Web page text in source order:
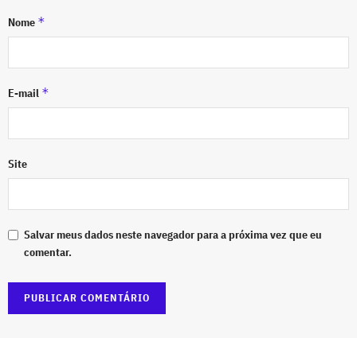
Nome *
E-mail *
Site
Salvar meus dados neste navegador para a próxima vez que eu
comentar.